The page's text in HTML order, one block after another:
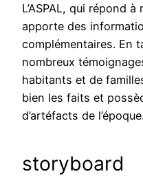
L’ASPAL, qui répond
apporte des
complémentaires. En
nombreux
habitants et de
bien les faits et
d’artéfacts de l’époque.
storyboard